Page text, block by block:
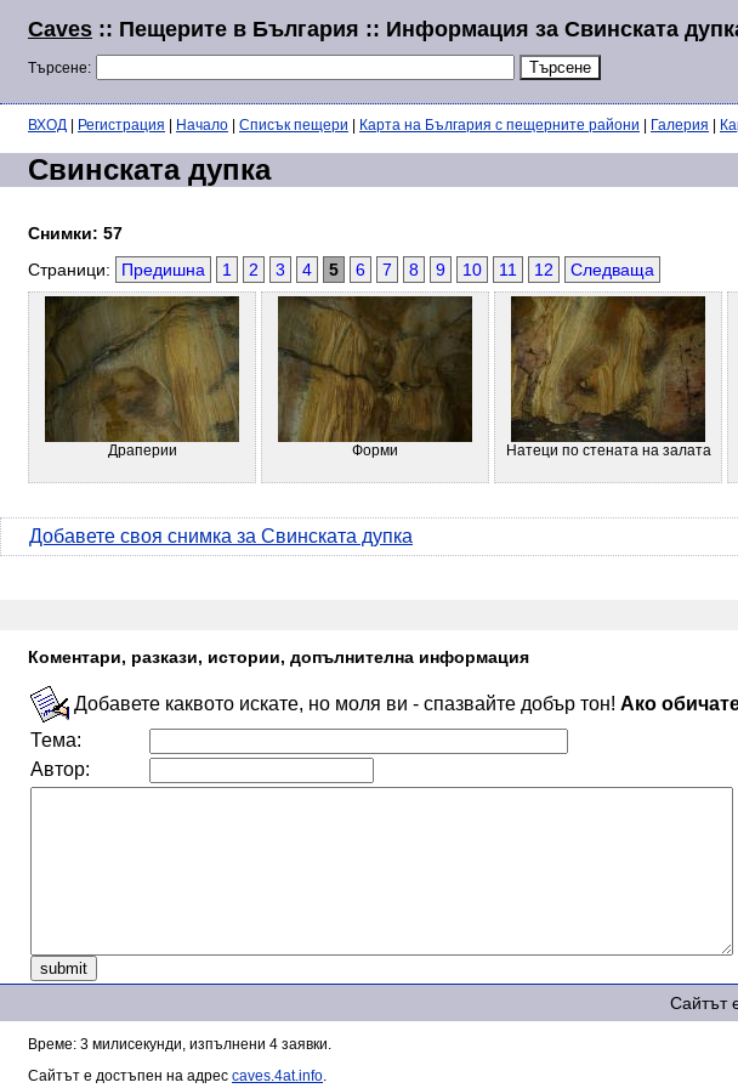
Caves :: Пещерите в България :: Информация за Свинската
Търсене:
ВХОД Регистрация Начало Списък пещери Карта на България с пещерните райони Галерия
Свинската дупка
Снимки: 57
Страници:
Предишна 1 2 3 4 5 6 7 8 9 10 11 12 Следваща
Драперии Форми Натеци по стената на залата
Добавете своя снимка за Свинската дупка
Коментари, разкази, истории, допълнителна информация
Добавете каквото искате, но моля ви - спазвайте добър тон! Ако
Тема:
Автор:
Сайтът
Време: 3 милисекунди, изпълнени 4 заявки.
Сайтът е достъпен на адрес caves.4at.info.